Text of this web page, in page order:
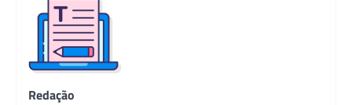
Redação